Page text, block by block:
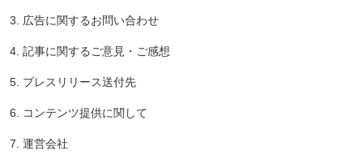
3. 広告に関するお問い合わせ
4. 記事に関するご意見・ご感想
5. プレスリリース送付先
6. コンテンツ提供に関して
7. 運営会社